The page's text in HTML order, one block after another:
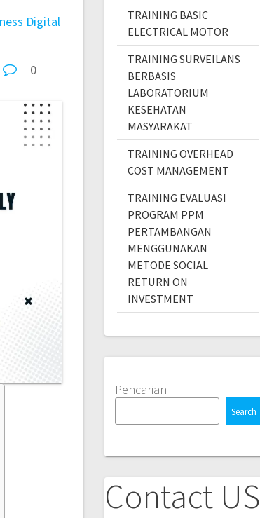
Digital
0
TRAINING BASIC
ELECTRICAL MOTOR
TRAINING SURVEILANS
BERBASIS
LABORATORIUM
KESEHATAN
MASYARAKAT
TRAINING OVERHEAD
COST MANAGEMENT
TRAINING EVALUASI
PROGRAM PPM
PERTAMBANGAN
MENGGUNAKAN
METODE SOCIAL
RETURN ON
INVESTMENT
Pencarian
Search
Contact US